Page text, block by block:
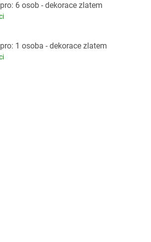
6 osob - dekorace zlatem
1 osoba - dekorace zlatem